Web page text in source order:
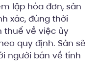
lập hóa đơn, sàn
xác, đúng thời
thuế về việc ủy
quy định. Sàn sẽ
người bán về tính